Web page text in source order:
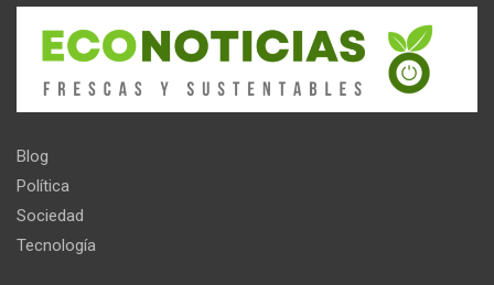
Blog
Política
Sociedad
Tecnología